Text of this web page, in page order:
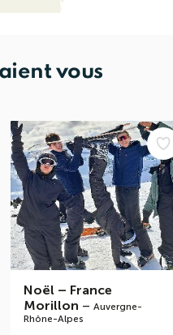
vous
Noël – France
Morillon – Auvergne-
Rhône-Alpes